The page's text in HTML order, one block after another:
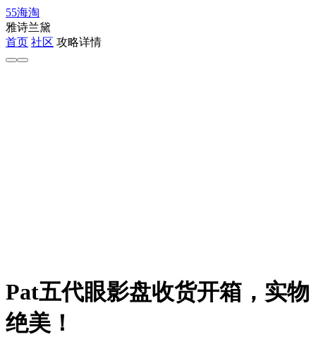
55海淘
雅诗兰黛
首页 社区 攻略详情
Pat五代眼影盘收货开箱，实物
绝美！